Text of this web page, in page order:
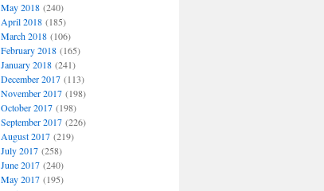
May 2018(240)
April 2018(185)
March 2018(106)
February 2018(165)
January 2018(241)
December 2017(113)
November 2017(198)
October 2017(198)
September 2017(226)
August 2017(219)
July 2017(258)
June 2017(240)
May 2017(195)